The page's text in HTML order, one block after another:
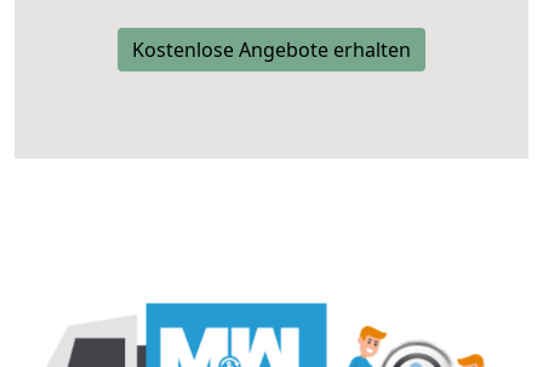
Kostenlose Angebote erhalten